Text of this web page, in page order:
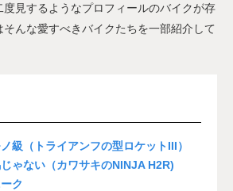
見するようなプロフィールのバイクが存
んな愛すべきバイクたちを一部紹介して
級（トライアンフの型ロケットIII）
ゃない（カワサキのNINJA H2R)
ク